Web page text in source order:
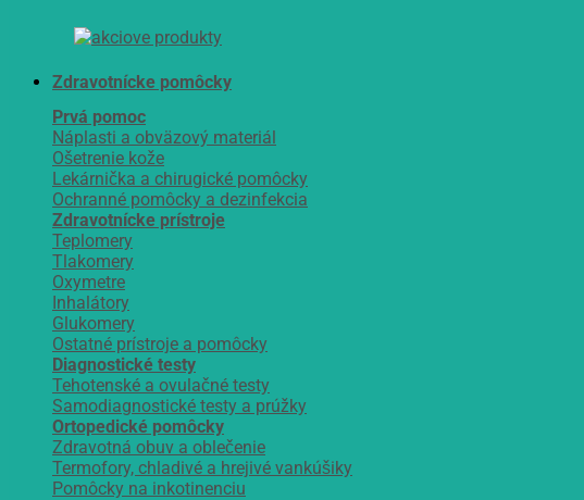
Zdravotnícke pomôcky
Prvá pomoc
Náplasti a obväzový materiál
Ošetrenie kože
Lekárnička a chirugické pomôcky
Ochranné pomôcky a dezinfekcia
Zdravotnícke prístroje
Teplomery
Tlakomery
Oxymetre
Inhalátory
Glukomery
Ostatné prístroje a pomôcky
Diagnostické testy
Tehotenské a ovulačné testy
Samodiagnostické testy a prúžky
Ortopedické pomôcky
Zdravotná obuv a oblečenie
Termofory, chladivé a hrejivé vankúšiky
Pomôcky na inkotinenciu